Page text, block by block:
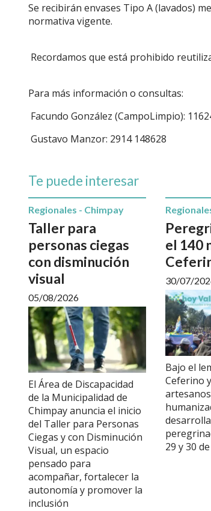
Se recibirán envases Tipo A (lavados)
normativa vigente.
Recordamos que está prohibido
Para más información o consultas:
Facundo González (CampoLimpio):
Gustavo Manzor: 2914 148628
Te puede interesar
Taller para
personas ciegas
con disminución
visual
Regionales - Chimpay
05/08/2026
El Área de Discapacidad
de la Municipalidad de
Chimpay anuncia el inicio
del Taller para Personas
Ciegas y con Disminución
Visual, un espacio
pensado para
acompañar, fortalecer la
autonomía y promover la
inclusión
el 140
30/07/
Bajo el
Ceferino
29 y 30